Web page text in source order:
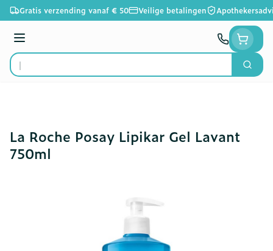
Ga naar de inhoud
Gratis verzending vanaf € 50 Veilige betalingen
Menu
Product, merk, categorie...
Zoek
La Roche Posay Lipikar Gel Lavant
750ml